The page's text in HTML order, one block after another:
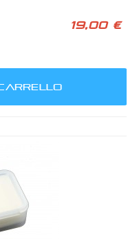
19,00 €